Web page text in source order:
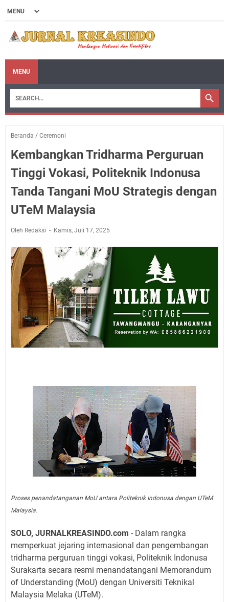
MENU
Beranda / Ceremoni
Kembangkan Tridharma Perguruan
Tinggi Vokasi, Politeknik Indonusa
Tanda Tangani MoU Strategis dengan
UTeM Malaysia
Oleh Redaksi Kamis, Juli 17, 2025
Proses penandatanganan MoU antara Politeknik Indonusa dengan UTeM
Malaysia.
SOLO, JURNALKREASINDO.com - Dalam rangka
memperkuat jejaring internasional dan pengembangan
tridharma perguruan tinggi vokasi, Politeknik Indonusa
Surakarta secara resmi menandatangani Memorandum
of Understanding (MoU) dengan Universiti Teknikal
Malaysia Melaka (UTeM).